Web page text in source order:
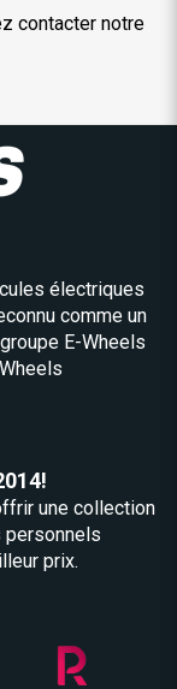
contacter notre
électriques
comme un
E-Wheels
une collection
prix.